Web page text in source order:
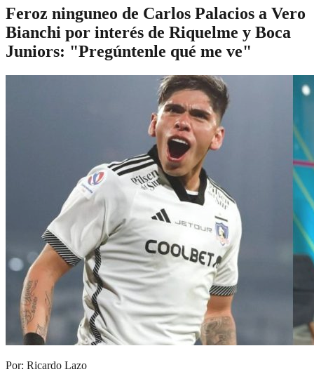
Feroz ninguneo de Carlos Palacios a Vero
Bianchi por interés de Riquelme y Boca
Juniors: "Pregúntenle qué me ve"
Por: Ricardo Lazo